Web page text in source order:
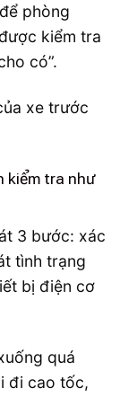
phòng
kiểm tra
có”.
kiểm tra như
3 bước: xác
tình trạng
bị điện cơ
quá
đi cao tốc,